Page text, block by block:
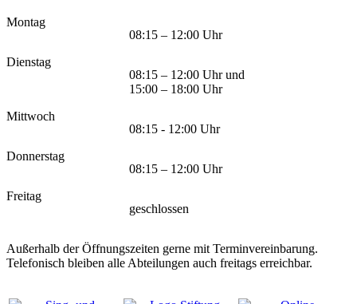
Montag
08:15 – 12:00 Uhr
Dienstag
08:15 – 12:00 Uhr und
15:00 – 18:00 Uhr
Mittwoch
08:15 - 12:00 Uhr
Donnerstag
08:15 – 12:00 Uhr
Freitag
geschlossen
Außerhalb der Öffnungszeiten gerne mit Terminvereinbarung.
Telefonisch bleiben alle Abteilungen auch freitags erreichbar.